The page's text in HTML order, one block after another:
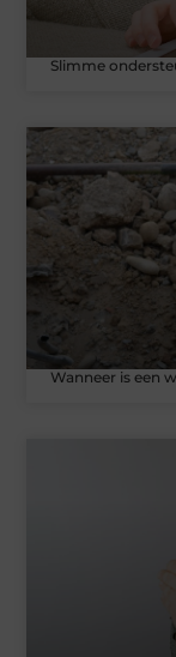
Slimme
Wanneer is een